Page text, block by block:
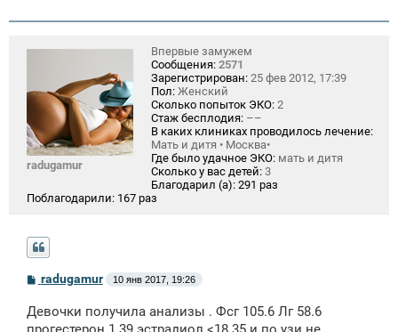
radugamur
Впервые замужем
Сообщения: 2571
Зарегистрирован: 25 фев 2012, 17:39
Пол: Женский
Сколько попыток ЭКО: 2
Стаж бесплодия: ––
В каких клиниках проводилось лечение:
Мать и дитя • Москва•
Где было удачное ЭКО: мать и дитя
Сколько у вас детей: 3
Благодарил (а): 291 раз
Поблагодарили: 167 раз
С
б
щ
radugamur 10 янв 2017, 19:26
Девочки получила анализы . Фсг 105.6 Лг 58.6